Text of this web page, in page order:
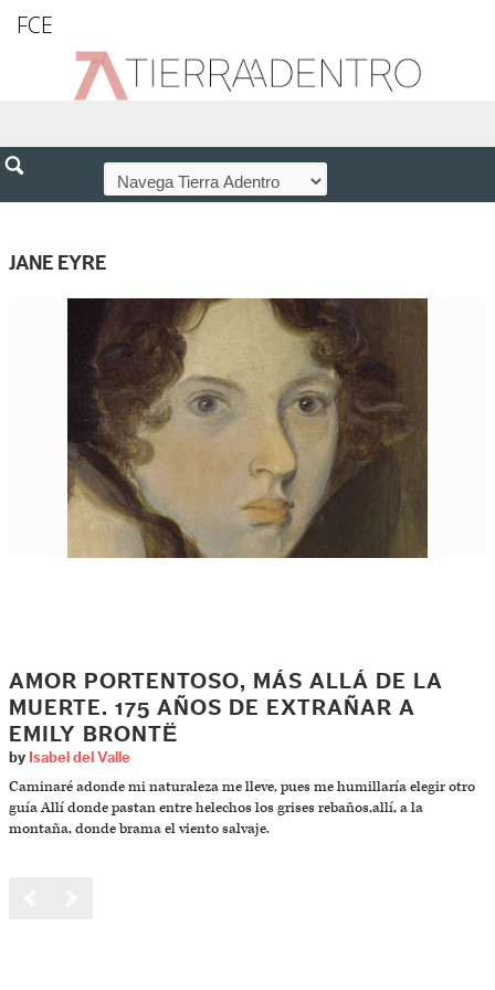
FCE
JANE EYRE
AMOR PORTENTOSO, MÁS ALLÁ DE LA
MUERTE. 175 AÑOS DE EXTRAÑAR A
EMILY BRONTË
by Isabel del Valle
Caminaré adonde mi naturaleza me lleve, pues me humillaría elegir otro
guía Allí donde pastan entre helechos los grises rebaños,allí, a la
montaña, donde brama el viento salvaje.